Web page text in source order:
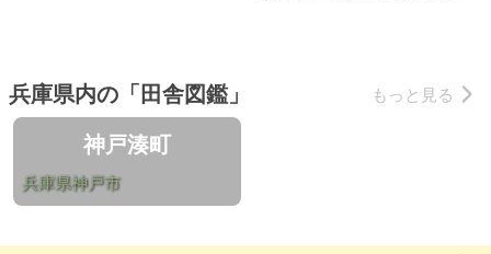
兵庫県内の「田舎図鑑」 もっと見る
神戸湊町
兵庫県神戸市